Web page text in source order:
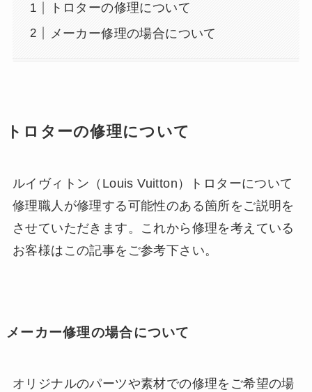
トロターの修理について
メーカー修理の場合について
トロターの修理について
ルイヴィトン（Louis Vuitton）トロターについて
修理職人が修理する可能性のある箇所をご説明を
させていただきます。これから修理を考えている
お客様はこの記事をご参考下さい。
メーカー修理の場合について
オリジナルのパーツや素材での修理をご希望の場